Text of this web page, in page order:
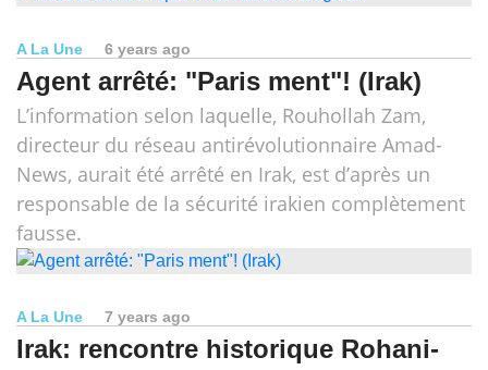
A La Une 6 years ago
Agent arrêté: "Paris ment"! (Irak)
L’information selon laquelle, Rouhollah Zam,
directeur du réseau antirévolutionnaire Amad-
News, aurait été arrêté en Irak, est d’après un
responsable de la sécurité irakien complètement
fausse.
A La Une 7 years ago
Irak: rencontre historique Rohani-